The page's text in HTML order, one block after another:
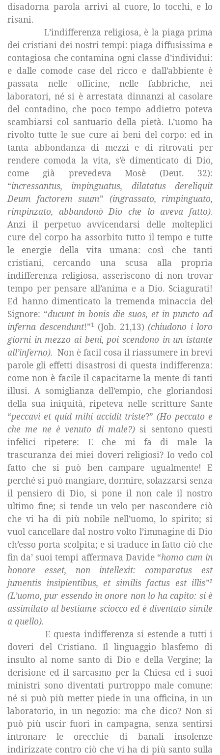
disadorna parola arrivi al cuore, lo tocchi, e lo
risani.
L’indifferenza religiosa, è la piaga prima
dei cristiani dei nostri tempi: piaga diffusissima e
contagiosa che contamina ogni classe d’individui:
e dalle comode case del ricco e dall’abbiente è
passata nelle officine, nelle fabbriche, nei
laboratori, né si è arrestata dinnanzi al casolare
del contadino, che poco tempo addietro poteva
scambiarsi col santuario della pietà. L’uomo ha
rivolto tutte le sue cure ai beni del corpo: ed in
tanta abbondanza di mezzi e di ritrovati per
rendere comoda la vita, s’è dimenticato di Dio,
come già prevedeva Mosè (Deut. 32):
“incressantus, impinguatus, dilatatus dereliquit
Deum factorem suum” (ingrassato, rimpinguato,
rimpinzato, abbandonò Dio che lo aveva fatto).
Anzi il perpetuo avvicendarsi delle molteplici
cure del corpo ha assorbito tutto il tempo e tutte
le energie della vita umana: così che tanti
cristiani, cercando una scusa alla propria
indifferenza religiosa, asseriscono di non trovar
tempo per pensare all’anima e a Dio. Sciagurati!
Ed hanno dimenticato la tremenda minaccia del
Signore: “ducunt in bonis die suos, et in puncto ad
inferna descendunt!”1 (Job. 21,13) (chiudono i loro
giorni in mezzo ai beni, poi scendono in un istante
all’inferno). Non è facil cosa il riassumere in brevi
parole gli effetti disastrosi di questa indifferenza:
come non è facile il capacitarne la mente di tanti
illusi. A somiglianza dell’empio, che gloriandosi
della sua iniquità, ripeteva nelle scritture Sante
“peccavi et quid mihi accidit triste?”(Ho peccato e
che me ne è venuto di male?) si sentono questi
infelici ripetere: E che mi fa di male la
trascuranza dei miei doveri religiosi? Io vedo col
fatto che si può ben campare ugualmente! E
perché si può mangiare, dormire, solazzarsi senza
il pensiero di Dio, si pone il non cale il nostro
ultimo fine; si tende un velo per nascondere ciò
che vi ha di più nobile nell’uomo, lo spirito; si
vuol cancellare dal nostro volto l’immagine di Dio
ch’esso porta scolpita; e si traduce in fatto ciò che
fin da’ suoi tempi affermava Davide “homo cum in
honore esset, non intellexit: comparatus est
jumentis insipientibus, et similis factus est illis”1
(L’uomo, pur essendo in onore non lo ha capito: si è
assimilato al bestiame sciocco ed è diventato simile
a quello).
E questa indifferenza si estende a tutti i
doveri del Cristiano. Il linguaggio blasfemo di
insulto al nome santo di Dio e della Vergine; la
derisione ed il sarcasmo perla Chiesa ed i suoi
ministri sono diventati purtroppo male comune:
né si può più metter piede in una officina, in un
laboratorio, in un negozio: ma che dico? Non si
può più uscir fuori in campagna, senza sentirsi
intronare le orecchie di banali insolenze
indirizzate contro ciò che vi ha di più santo sulla